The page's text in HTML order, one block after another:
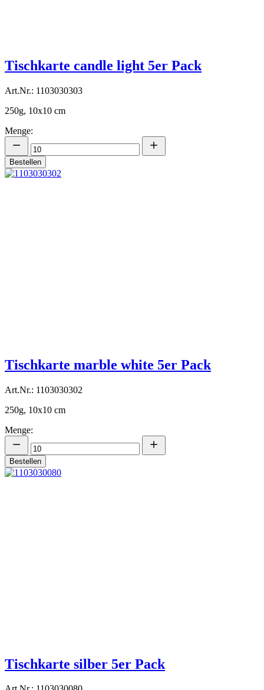
Tischkarte candle light 5er Pack
Art.Nr.: 1103030303
250g, 10x10 cm
Menge:
Bestellen
Tischkarte marble white 5er Pack
Art.Nr.: 1103030302
250g, 10x10 cm
Menge:
Bestellen
Tischkarte silber 5er Pack